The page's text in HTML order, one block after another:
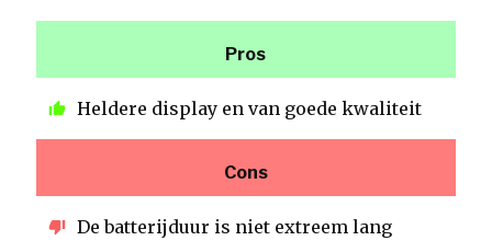
Pros
Heldere display en van goede kwaliteit
Cons
De batterijduur is niet extreem lang